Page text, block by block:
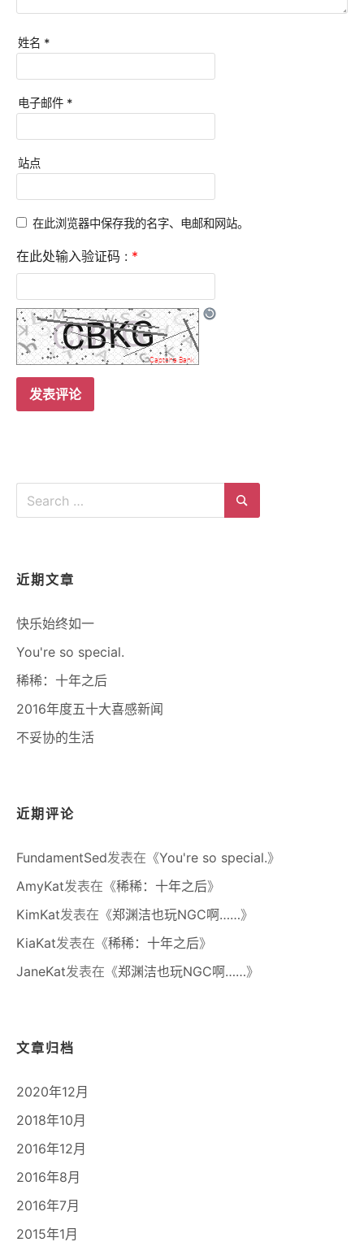
姓名 *
电子邮件 *
站点
在此浏览器中保存我的名字、电邮和网站。
在此处输入验证码 : *
Search
for:
Search
近期文章
快乐始终如一
You're so special.
稀稀：十年之后
2016年度五十大喜感新闻
不妥协的生活
近期评论
FundamentSed发表在《You're so special.》
AmyKat发表在《稀稀：十年之后》
KimKat发表在《郑渊洁也玩NGC啊……》
KiaKat发表在《稀稀：十年之后》
JaneKat发表在《郑渊洁也玩NGC啊……》
文章归档
2020年12月
2018年10月
2016年12月
2016年8月
2016年7月
2015年1月